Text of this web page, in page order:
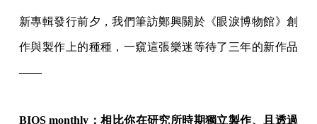
新專輯發行前夕，我們筆訪鄭興關於《眼淚博物館》創
作與製作上的種種，一窺這張樂迷等待了三年的新作品
——
BIOS monthly：相比你在研究所時期獨立製作、且透過